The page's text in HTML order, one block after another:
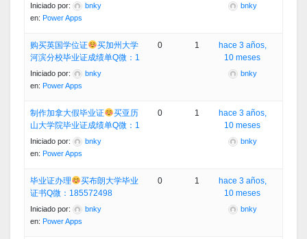
Iniciado por:
bnky
en: Power Apps
bnky
购买英国学位证
买加州大学
河滨分校毕业证成绩单Q微：1
Iniciado por:
bnky
en: Power Apps
0 1
hace 3 años,
10 meses
bnky
制作加拿大假毕业证
买亚历
山大学院毕业证成绩单Q微：1
Iniciado por:
bnky
en: Power Apps
0 1
hace 3 años,
10 meses
bnky
毕业证办理
买布朗大学毕业
证书Q微：185572498
Iniciado por:
bnky
en: Power Apps
0 1
hace 3 años,
10 meses
bnky